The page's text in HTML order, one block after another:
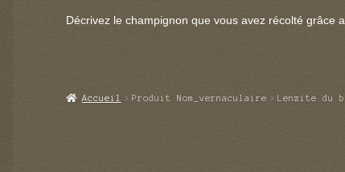
Décrivez le champignon que vous avez récolté grâce
Accueil Produit Nom_vernaculaire Lenzite du